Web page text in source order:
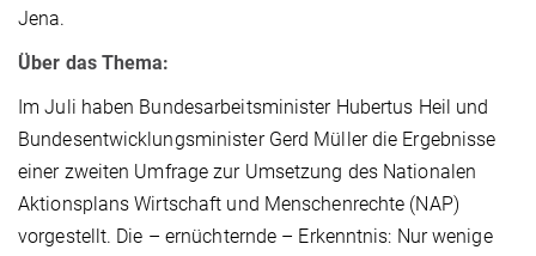
Jena.
Über das Thema:
Im Juli haben Bundesarbeitsminister Hubertus Heil und
Bundesentwicklungsminister Gerd Müller die Ergebnisse
einer zweiten Umfrage zur Umsetzung des Nationalen
Aktionsplans Wirtschaft und Menschenrechte (NAP)
vorgestellt. Die – ernüchternde – Erkenntnis: Nur wenige